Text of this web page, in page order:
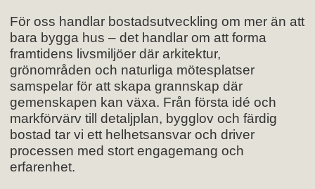
För oss handlar bostadsutveckling om mer än att
bara bygga hus – det handlar om att forma
framtidens livsmiljöer där arkitektur,
grönområden och naturliga mötesplatser
samspelar för att skapa grannskap där
gemenskapen kan växa. Från första idé och
markförvärv till detaljplan, bygglov och färdig
bostad tar vi ett helhetsansvar och driver
processen med stort engagemang och
erfarenhet.